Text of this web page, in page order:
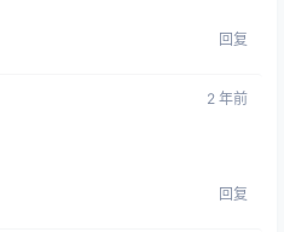
回复
2 年前
回复